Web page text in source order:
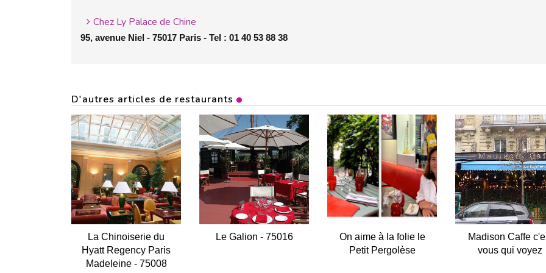
Chez Ly Palace de Chine
95, avenue Niel - 75017 Paris - Tel : 01 40 53 88 38
D'autres articles de restaurants
La Chinoiserie du
Hyatt Regency Paris
Madeleine - 75008
Le Galion - 75016
On aime à la folie le
Petit Pergolèse
Madison Caffe
vous qui voyez